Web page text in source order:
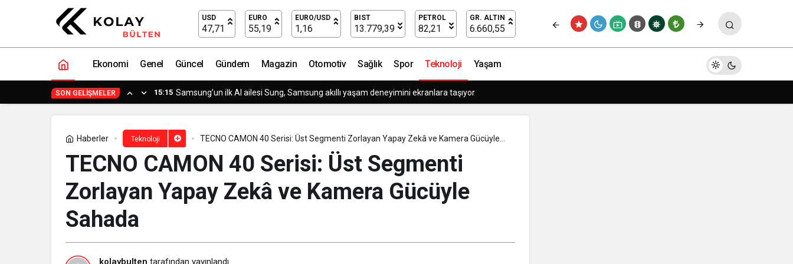
USD
47,71
EURO
55,19
EURO/USD
1,16
BIST
13.779,39
PETROL
82,21
GR. ALTIN
6.660,55
Ekonomi Genel Güncel Gündem Magazin Otomotiv Sağlık Spor Teknoloji Yaşam
SON GELIŞMELER 15:15 Semruk Games’in Harvest King’i Global Pazarda Oyuncularla Buluştu!
Haberler Teknoloji
TECNO CAMON 40 Serisi: Üst Segmenti Zorlayan Yapay Zekâ ve Kamera Gücüyle
TECNO CAMON 40 Serisi: Üst Segmenti
Zorlayan Yapay Zekâ ve Kamera Gücüyle
Sahada
kolaybulten tarafından yayınlandı
TECNO CAMON 40 Serisi: Üst Segmenti Zorlayan Yapay Zekâ ve Kamera Gücüyle Sahada Yorum Yap